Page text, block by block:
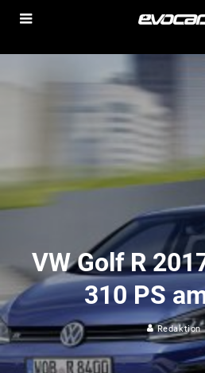
VW Golf R
310 PS
Redaktion